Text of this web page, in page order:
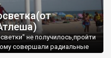
не получилось,пройти
совершали радиальные